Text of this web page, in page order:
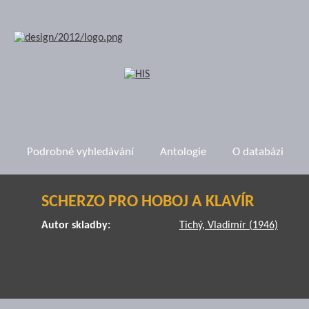
Podrobné vyhledávání Antologie O databázi
SCHERZO PRO HOBOJ A KLAVÍR
Autor skladby: Tichý, Vladimír (1946)